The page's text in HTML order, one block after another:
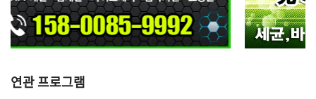
연관 프로그램